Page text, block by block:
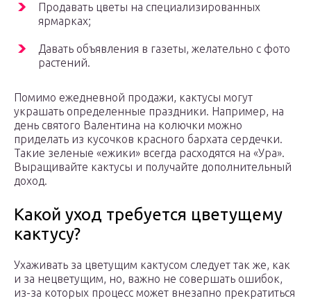
Продавать цветы на специализированных
ярмарках;
Давать объявления в газеты, желательно с фото
растений.
Помимо ежедневной продажи, кактусы могут
украшать определенные праздники. Например, на
день святого Валентина на колючки можно
приделать из кусочков красного бархата сердечки.
Такие зеленые «ежики» всегда расходятся на «Ура».
Выращивайте кактусы и получайте дополнительный
доход.
Какой уход требуется цветущему
кактусу?
Ухаживать за цветущим кактусом следует так же, как
и за нецветущим, но, важно не совершать ошибок,
из-за которых процесс может внезапно прекратиться